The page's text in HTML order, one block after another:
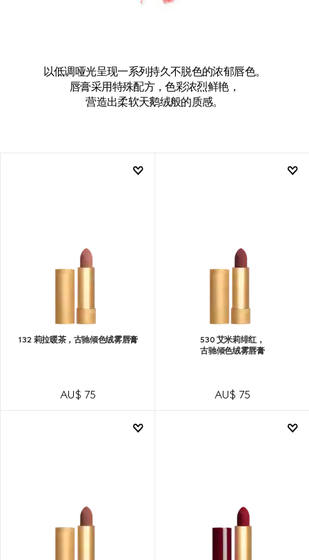
以低调哑光呈现一系列持久不脱色的浓郁唇色。
唇膏采用特殊配方，色彩浓烈鲜艳，
营造出柔软天鹅绒般的质感。
132 莉拉暖茶，古驰倾色绒雾唇膏
AU$ 75
530 艾米莉绯红，
古驰倾色绒雾唇膏
AU$ 75